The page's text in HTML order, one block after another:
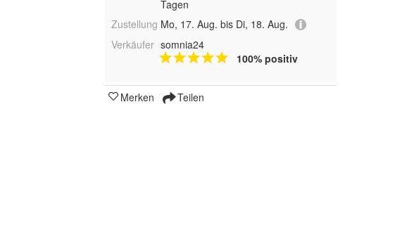
Tagen
Zustellung Mo, 17. Aug. bis Di, 18. Aug.
Verkäufer somnia24
100% positiv
Merken Teilen